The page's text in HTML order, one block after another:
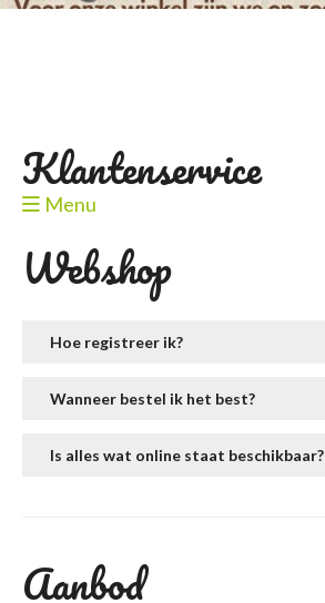
Klantenservice
Menu
Webshop
Hoe registreer ik?
Wanneer bestel ik het best?
Is alles wat online staat beschikbaar?
Aanbod